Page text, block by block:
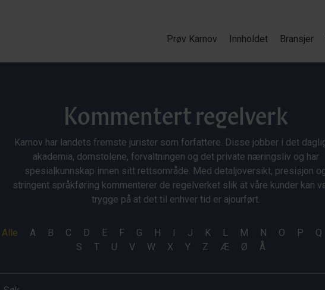
Prøv Karnov Innholdet Bransjer
Kommentert regelverk
Karnov har landets fremste jurister som forfattere. Disse jobber i det
akademia, domstolene, forvaltningen og det private næringsliv og har
spesialkunnskap innen sitt rettsområde. Med detaljoversikt, presisjon
stringent språkføring kommenterer de regelverket slik at våre kunder kan
trygge på at det til enhver tid er ajourført.